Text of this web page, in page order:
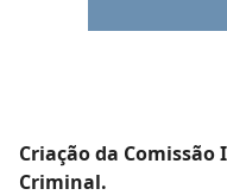
Criação da
Criminal.